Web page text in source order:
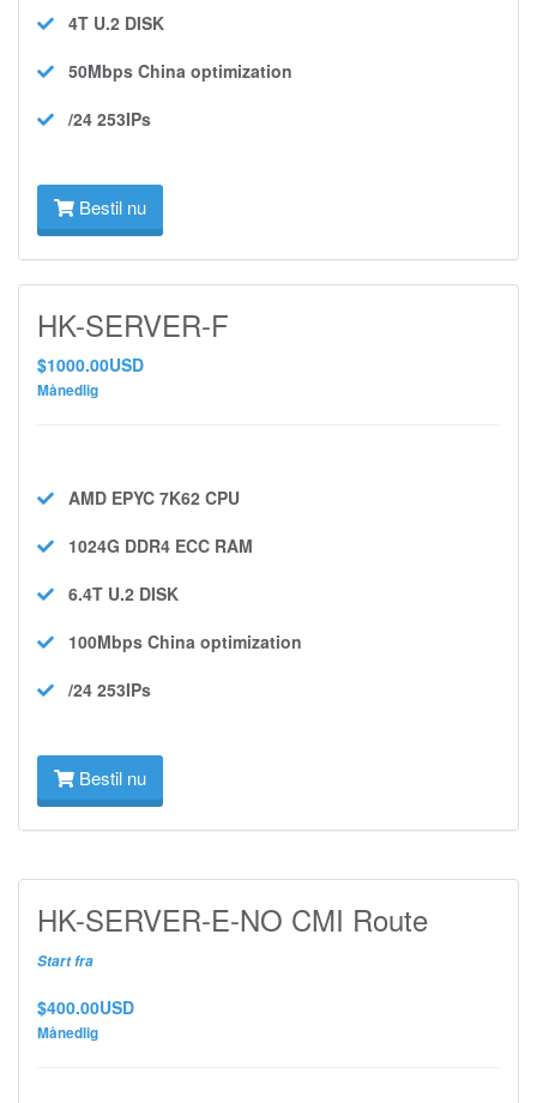
4T U.2 DISK
50Mbps China optimization
/24 253IPs
Bestil nu
HK-SERVER-F
$1000.00USD
Månedlig
AMD EPYC 7K62 CPU
1024G DDR4 ECC RAM
6.4T U.2 DISK
100Mbps China optimization
/24 253IPs
Bestil nu
HK-SERVER-E-NO CMI Route
Start fra
$400.00USD
Månedlig